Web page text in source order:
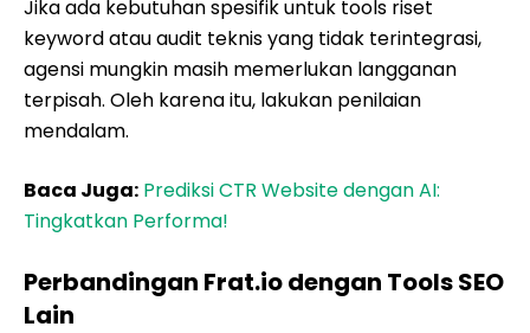
Jika ada kebutuhan spesifik untuk tools riset
keyword atau audit teknis yang tidak terintegrasi,
agensi mungkin masih memerlukan langganan
terpisah. Oleh karena itu, lakukan penilaian
mendalam.
Baca Juga: Prediksi CTR Website dengan AI:
Tingkatkan Performa!
Perbandingan Frat.io dengan Tools SEO
Lain